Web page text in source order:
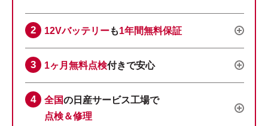
12Vバッテリーも1年間無料保証
1ヶ月無料点検付きで安心
全国の日産サービス工場で
点検＆修理